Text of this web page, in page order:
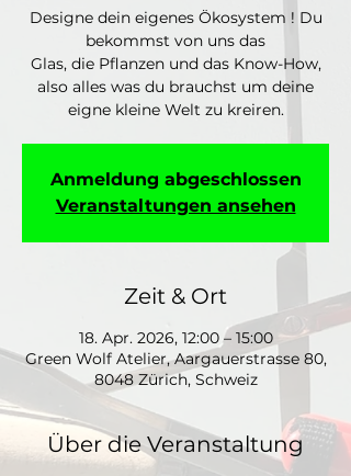
Designe dein eigenes Ökosystem ! Du
bekommst von uns das
Glas, die Pflanzen und das Know-How,
also alles was du brauchst um deine
eigne kleine Welt zu kreiren.
Anmeldung abgeschlossen
Veranstaltungen ansehen
Zeit & Ort
18. Apr. 2026, 12:00 – 15:00
Green Wolf Atelier, Aargauerstrasse 80,
8048 Zürich, Schweiz
Über die Veranstaltung